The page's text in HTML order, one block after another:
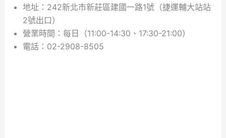
地址：242新北市新莊區建國一路1號（捷運輔大站站
2號出口）
營業時間：每日（11:00-14:30、17:30-21:00）
電話：02-2908-8505